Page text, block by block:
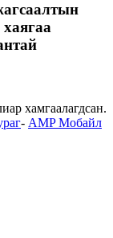
хамгаалагдсан.
- AMP Мобайл